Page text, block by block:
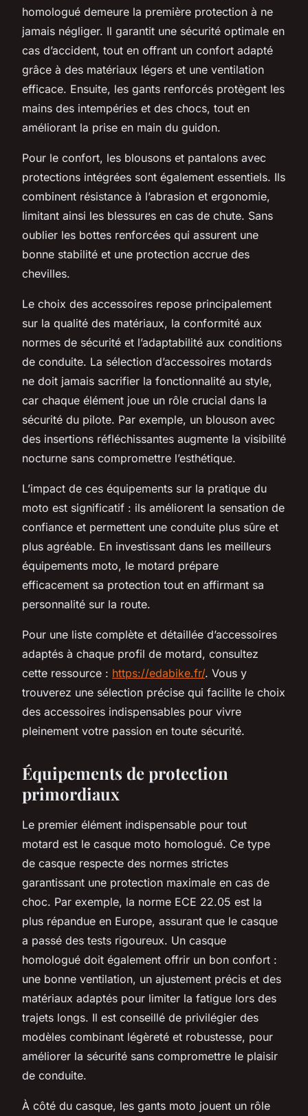
homologué demeure la première protection à ne
jamais négliger. Il garantit une sécurité optimale en
cas d’accident, tout en offrant un confort adapté
grâce à des matériaux légers et une ventilation
efficace. Ensuite, les gants renforcés protègent les
mains des intempéries et des chocs, tout en
améliorant la prise en main du guidon.
Pour le confort, les blousons et pantalons avec
protections intégrées sont également essentiels. Ils
combinent résistance à l’abrasion et ergonomie,
limitant ainsi les blessures en cas de chute. Sans
oublier les bottes renforcées qui assurent une
bonne stabilité et une protection accrue des
chevilles.
Le choix des accessoires repose principalement
sur la qualité des matériaux, la conformité aux
normes de sécurité et l’adaptabilité aux conditions
de conduite. La sélection d’accessoires motards
ne doit jamais sacrifier la fonctionnalité au style,
car chaque élément joue un rôle crucial dans la
sécurité du pilote. Par exemple, un blouson avec
des insertions réfléchissantes augmente la visibilité
nocturne sans compromettre l’esthétique.
L’impact de ces équipements sur la pratique du
moto est significatif : ils améliorent la sensation de
confiance et permettent une conduite plus sûre et
plus agréable. En investissant dans les meilleurs
équipements moto, le motard prépare
efficacement sa protection tout en affirmant sa
personnalité sur la route.
Pour une liste complète et détaillée d’accessoires
adaptés à chaque profil de motard, consultez
cette ressource : https://edabike.fr/. Vous y
trouverez une sélection précise qui facilite le choix
des accessoires indispensables pour vivre
pleinement votre passion en toute sécurité.
Équipements de protection
primordiaux
Le premier élément indispensable pour tout
motard est le casque moto homologué. Ce type
de casque respecte des normes strictes
garantissant une protection maximale en cas de
choc. Par exemple, la norme ECE 22.05 est la
plus répandue en Europe, assurant que le casque
a passé des tests rigoureux. Un casque
homologué doit également offrir un bon confort :
une bonne ventilation, un ajustement précis et des
matériaux adaptés pour limiter la fatigue lors des
trajets longs. Il est conseillé de privilégier des
modèles combinant légèreté et robustesse, pour
améliorer la sécurité sans compromettre le plaisir
de conduite.
À côté du casque, les gants moto jouent un rôle